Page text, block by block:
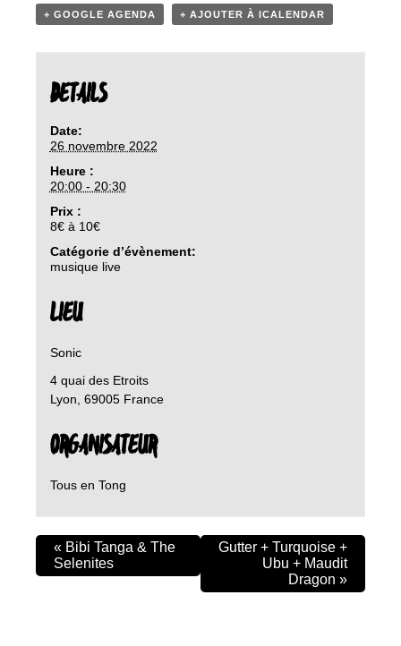
+ GOOGLE AGENDA + AJOUTER À ICALENDAR
DETAILS
Date:
26 novembre 2022
Heure :
20:00 - 20:30
Prix :
8€ à 10€
Catégorie d’évènement:
musique live
LIEU
Sonic
4 quai des Etroits
Lyon 69005 France
ORGANISATEUR
Tous en Tong
« Bibi Tanga & The
Selenites
Gutter + Turquoise +
Ubu + Maudit
Dragon »